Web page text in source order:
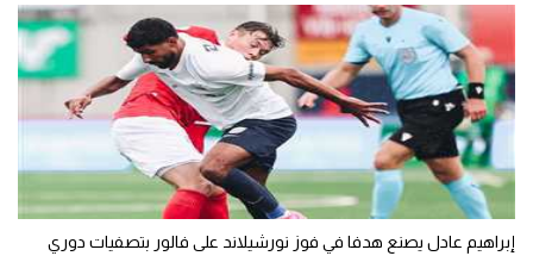
إبراهيم عادل يصنع هدفا في فوز نورشيلاند على فالور بتصفيات دوري